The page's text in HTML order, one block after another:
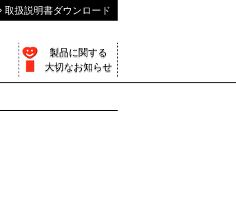
取扱説明書ダウンロード
製品に関する
大切なお知らせ